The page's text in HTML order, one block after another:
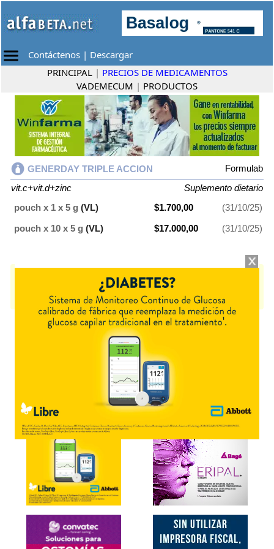
Contáctenos | Descargar
PRINCIPAL | PRECIOS DE MEDICAMENTOS
VADEMECUM | PRODUCTOS
GENERDAY TRIPLE ACCION
Formulab
vit.c+vit.d+zinc
Suplemento dietario
pouch x 1 x 5 g (VL) $1.700,00
(31/10/25)
pouch x 10 x 5 g (VL) $17.000,00 (31/10/25)
GENERDAY TRIPLE ACCIONcontienevit.c+vit.d+zinc
. Es producido por Formulab
presentaciones disponibles.
Explorar más
Otros productos convit.c+vit.d+zinc
Otros productos deFormulab